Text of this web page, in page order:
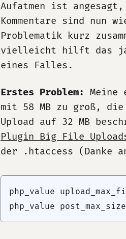
Aufatmen ist
Kommentare sind nun
Problematik kurz
vielleicht hilft das ja
eines Falles.
Erstes Problem:
mit 58 MB zu groß,
Upload auf 32 MB
Plugin Big File
der .htaccess (Danke
php_value